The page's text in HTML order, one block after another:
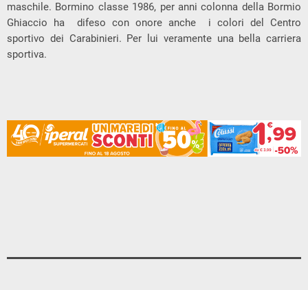
maschile. Bormino classe 1986, per anni colonna della Bormio
Ghiaccio ha difeso con onore anche i colori del Centro
sportivo dei Carabinieri. Per lui veramente una bella carriera
sportiva.